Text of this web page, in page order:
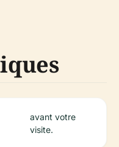
avant votre
visite.